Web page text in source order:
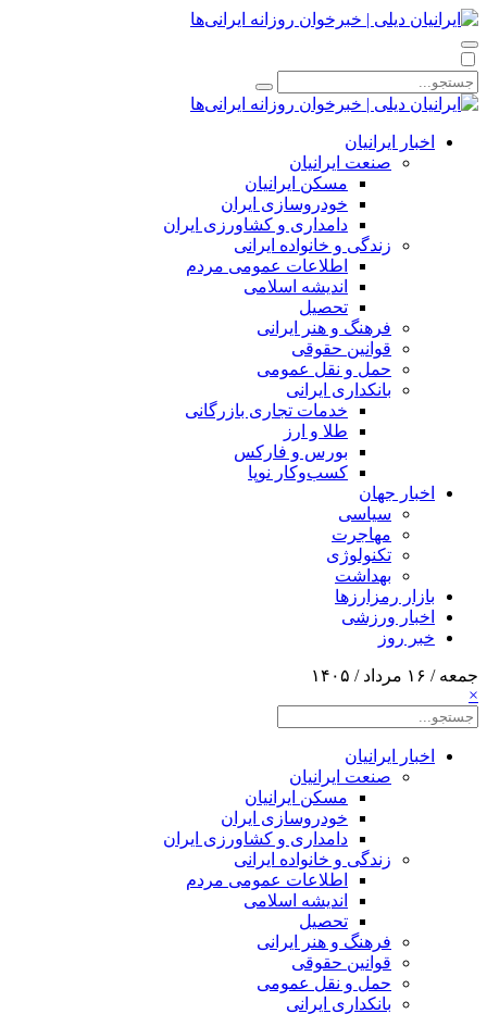
اخبار ایرانیان
صنعت ایرانیان
مسکن ایرانیان
خودروسازی ایران
دامداری و کشاورزی ایران
زندگی و خانواده ایرانی
اطلاعات عمومی مردم
اندیشه اسلامی
تحصیل
فرهنگ و هنر ایرانی
قوانین حقوقی
حمل و نقل عمومی
بانکداری ایرانی
خدمات تجاری بازرگانی
طلا و ارز
بورس و فارکس
کسب‌وکار نوپا
اخبار جهان
سیاسی
مهاجرت
تکنولوژی
بهداشت
بازار رمزارزها
اخبار ورزشی
خبر روز
جمعه / ۱۶ مرداد / ۱۴۰۵
×
اخبار ایرانیان
صنعت ایرانیان
مسکن ایرانیان
خودروسازی ایران
دامداری و کشاورزی ایران
زندگی و خانواده ایرانی
اطلاعات عمومی مردم
اندیشه اسلامی
تحصیل
فرهنگ و هنر ایرانی
قوانین حقوقی
حمل و نقل عمومی
بانکداری ایرانی